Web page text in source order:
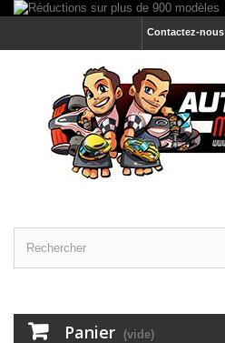
Contactez-nous
Panier (vide)